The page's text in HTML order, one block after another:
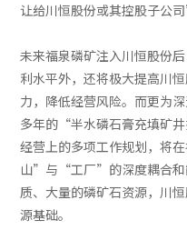
让给川恒股份或其控股子公司
未来福泉磷矿注入川恒股份
利水平外，还将极大提高川
力，降低经营风险。而更为
多年的“半水磷石膏充填矿
经营上的多项工作规划，将
山”与“工厂”的深度耦合和
质、大量的磷矿石资源，川
源基础。